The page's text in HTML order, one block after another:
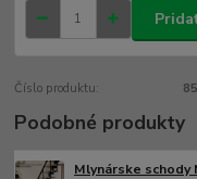
Číslo produktu:
Podobné produkty
Mlynárske schody